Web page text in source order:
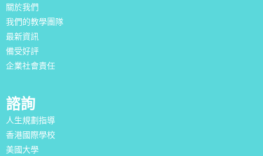
關於我們
我們的教學團隊
最新資訊
備受好評
企業社會責任
諮詢
人生規劃指導
香港國際學校
美國大學